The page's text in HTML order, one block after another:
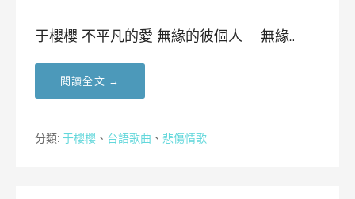
于櫻櫻 不平凡的愛 無緣的彼個人 無緣…
閱讀全文 →
分類: 于櫻櫻 、 台語歌曲 、 悲傷情歌